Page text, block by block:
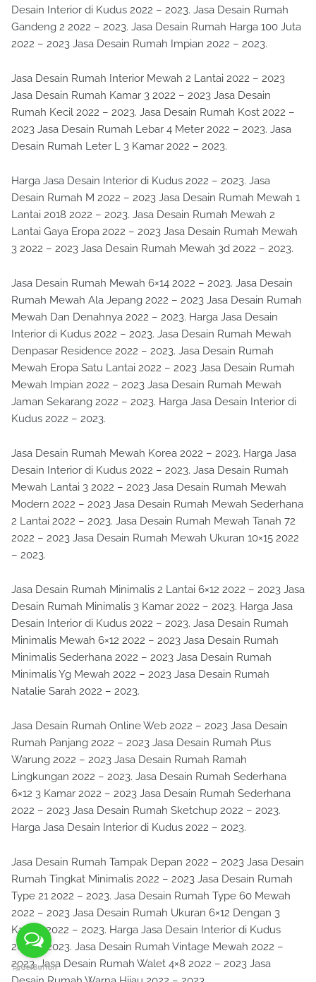
Desain Interior di Kudus 2022 – 2023. Jasa Desain Rumah
Gandeng 2 2022 – 2023. Jasa Desain Rumah Harga 100 Juta
2022 – 2023 Jasa Desain Rumah Impian 2022 – 2023.
Jasa Desain Rumah Interior Mewah 2 Lantai 2022 – 2023
Jasa Desain Rumah Kamar 3 2022 – 2023 Jasa Desain
Rumah Kecil 2022 – 2023. Jasa Desain Rumah Kost 2022 –
2023 Jasa Desain Rumah Lebar 4 Meter 2022 – 2023. Jasa
Desain Rumah Leter L 3 Kamar 2022 – 2023.
Harga Jasa Desain Interior di Kudus 2022 – 2023. Jasa
Desain Rumah M 2022 – 2023 Jasa Desain Rumah Mewah 1
Lantai 2018 2022 – 2023. Jasa Desain Rumah Mewah 2
Lantai Gaya Eropa 2022 – 2023 Jasa Desain Rumah Mewah
3 2022 – 2023 Jasa Desain Rumah Mewah 3d 2022 – 2023.
Jasa Desain Rumah Mewah 6×14 2022 – 2023. Jasa Desain
Rumah Mewah Ala Jepang 2022 – 2023 Jasa Desain Rumah
Mewah Dan Denahnya 2022 – 2023. Harga Jasa Desain
Interior di Kudus 2022 – 2023. Jasa Desain Rumah Mewah
Denpasar Residence 2022 – 2023. Jasa Desain Rumah
Mewah Eropa Satu Lantai 2022 – 2023 Jasa Desain Rumah
Mewah Impian 2022 – 2023 Jasa Desain Rumah Mewah
Jaman Sekarang 2022 – 2023. Harga Jasa Desain Interior di
Kudus 2022 – 2023.
Jasa Desain Rumah Mewah Korea 2022 – 2023. Harga Jasa
Desain Interior di Kudus 2022 – 2023. Jasa Desain Rumah
Mewah Lantai 3 2022 – 2023 Jasa Desain Rumah Mewah
Modern 2022 – 2023 Jasa Desain Rumah Mewah Sederhana
2 Lantai 2022 – 2023. Jasa Desain Rumah Mewah Tanah 72
2022 – 2023 Jasa Desain Rumah Mewah Ukuran 10×15 2022
– 2023.
Jasa Desain Rumah Minimalis 2 Lantai 6×12 2022 – 2023 Jasa
Desain Rumah Minimalis 3 Kamar 2022 – 2023. Harga Jasa
Desain Interior di Kudus 2022 – 2023. Jasa Desain Rumah
Minimalis Mewah 6×12 2022 – 2023 Jasa Desain Rumah
Minimalis Sederhana 2022 – 2023 Jasa Desain Rumah
Minimalis Yg Mewah 2022 – 2023 Jasa Desain Rumah
Natalie Sarah 2022 – 2023.
Jasa Desain Rumah Online Web 2022 – 2023 Jasa Desain
Rumah Panjang 2022 – 2023 Jasa Desain Rumah Plus
Warung 2022 – 2023 Jasa Desain Rumah Ramah
Lingkungan 2022 – 2023. Jasa Desain Rumah Sederhana
6×12 3 Kamar 2022 – 2023 Jasa Desain Rumah Sederhana
2022 – 2023 Jasa Desain Rumah Sketchup 2022 – 2023.
Harga Jasa Desain Interior di Kudus 2022 – 2023.
Jasa Desain Rumah Tampak Depan 2022 – 2023 Jasa Desain
Rumah Tingkat Minimalis 2022 – 2023 Jasa Desain Rumah
Type 21 2022 – 2023. Jasa Desain Rumah Type 60 Mewah
2022 – 2023 Jasa Desain Rumah Ukuran 6×12 Dengan 3
Kamar 2022 – 2023. Harga Jasa Desain Interior di Kudus
2022 – 2023. Jasa Desain Rumah Vintage Mewah 2022 –
2023. Jasa Desain Rumah Walet 4×8 2022 – 2023 Jasa